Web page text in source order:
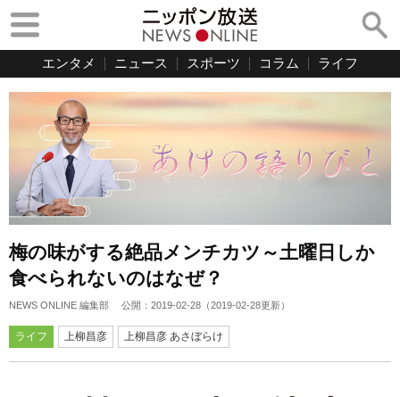
エンタメ ニュース スポーツ コラム ライフ
梅の味がする絶品メンチカツ～土曜日しか
食べられないのはなぜ？
NEWS ONLINE 編集部 公開： 2019-02-28 （2019-02-28更新）
ライフ 上柳昌彦 上柳昌彦 あさぼらけ